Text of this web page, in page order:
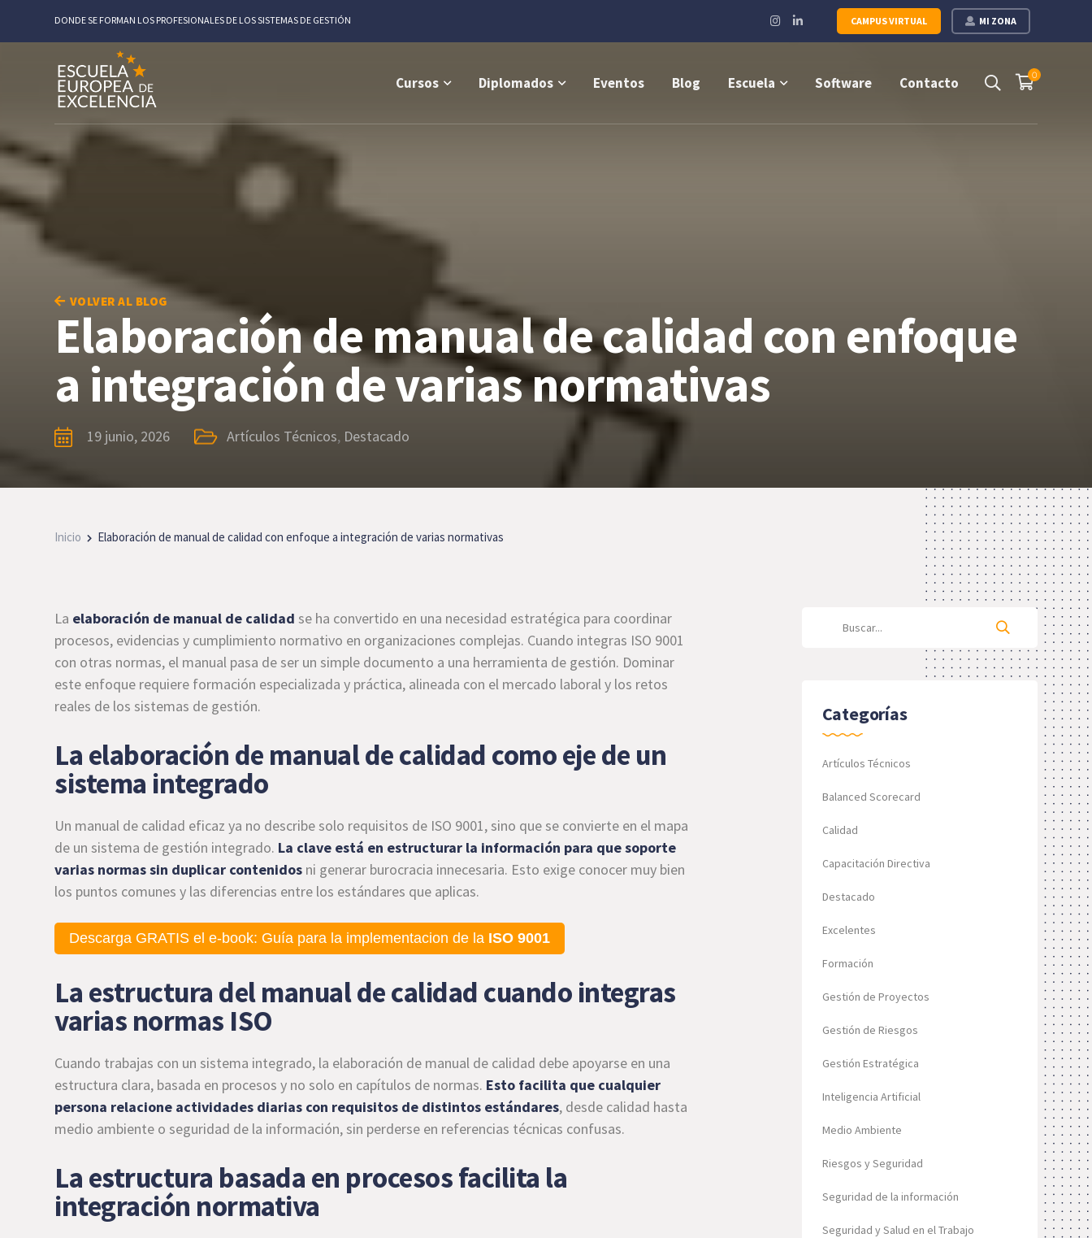
MI ZONA
CAMPUS VIRTUAL
DONDE SE FORMAN LOS PROFESIONALES DE LOS SISTEMAS DE GESTIÓN
Instagram
Profile
LinkedIn
Profile
0
Cursos Diplomados Eventos Blog Escuela Software Contacto
VOLVER AL BLOG
Elaboración de manual de calidad con enfoque
a integración de varias normativas
19 junio, 2026 Artículos Técnicos, Destacado
Inicio Elaboración de manual de calidad con enfoque a integración de varias normativas
La elaboración de manual de calidad se ha convertido en una necesidad estratégica para coordinar
procesos, evidencias y cumplimiento normativo en organizaciones complejas. Cuando integras ISO 9001
con otras normas, el manual pasa de ser un simple documento a una herramienta de gestión. Dominar
este enfoque requiere formación especializada y práctica, alineada con el mercado laboral y los retos
reales de los sistemas de gestión.
La elaboración de manual de calidad como eje de un
sistema integrado
Un manual de calidad eficaz ya no describe solo requisitos de ISO 9001, sino que se convierte en el mapa
de un sistema de gestión integrado. La clave está en estructurar la información para que soporte
varias normas sin duplicar contenidos ni generar burocracia innecesaria. Esto exige conocer muy bien
los puntos comunes y las diferencias entre los estándares que aplicas.
Descarga GRATIS el e-book: Guía para la implementacion de la ISO 9001
La estructura del manual de calidad cuando integras
varias normas ISO
Cuando trabajas con un sistema integrado, la elaboración de manual de calidad debe apoyarse en una
estructura clara, basada en procesos y no solo en capítulos de normas. Esto facilita que cualquier
persona relacione actividades diarias con requisitos de distintos estándares, desde calidad hasta
medio ambiente o seguridad de la información, sin perderse en referencias técnicas confusas.
La estructura basada en procesos facilita la
integración normativa
Categorías
Artículos Técnicos
Balanced Scorecard
Calidad
Capacitación Directiva
Destacado
Excelentes
Formación
Gestión de Proyectos
Gestión de Riesgos
Gestión Estratégica
Inteligencia Artificial
Medio Ambiente
Riesgos y Seguridad
Seguridad de la información
Seguridad y Salud en el Trabajo